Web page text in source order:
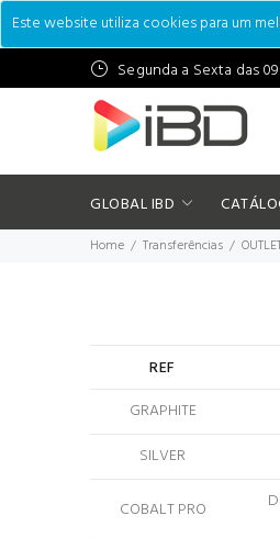
Este website utiliza cookies para um
Segunda a Sexta das
GLOBAL IBD
Home Transferências
REF
GRAPHITE
SILVER
COBALT PRO